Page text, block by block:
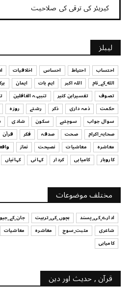
کیریئر کی ترقی کی صلاحیت
July 29, 2026
UNCATEGORIZED
کیا آپ اپنے باس کو مؤثر طریقے سے
July 29, 2026
UNCATEGORIZED
اس وقت آپ کا موڈ کیسا ہے؟
July 29, 2026
UNCATEGORIZED
قرض لینے اور دینے میں ہوشیاری
July 29, 2026
آپ کا فیصلہ کرنے کا انداز
July 29, 2026
لیبلز
احتساب احتیاط احساس اخلاقیات
الله_کے_نام
اللہ اکبر اہم بات ایمان
تصوف
تفسیرابن کثیر تنبیہہ الغافلین
حکمت
ذمہ داری ذکر رشتے روزہ
سوال جواب
سوچئیے سکون شادی
صحابہ_اکرام
صحت صدقہ فکر قرآن
معاشرہ
معاشیات نصیحت نماز
کاروبار
کامیابی کردار کہانی کہانیاں
مختلف موضوعات
ادارے_کی_پسند بچوں_کی_تربیت جان_کے_جیو
شاعری
مثبت_سوچ معاشرہ معاشیات
کامیابی
قرآن , حدیث اور دین